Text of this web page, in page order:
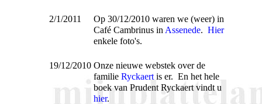
2/1/2011
Op 30/12/2010 waren we (weer) in
Café Cambrinus in Assenede. Hier
enkele foto's.
19/12/2010 Onze nieuwe webstek over de
familie Ryckaertis er. En het hele
boek van Prudent Ryckaert vindt u
hier.